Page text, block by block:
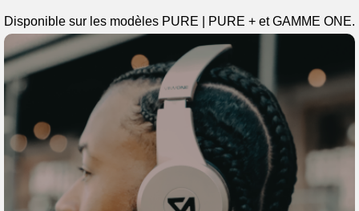
Disponible sur les modèles PURE | PURE + et GAMME ONE.